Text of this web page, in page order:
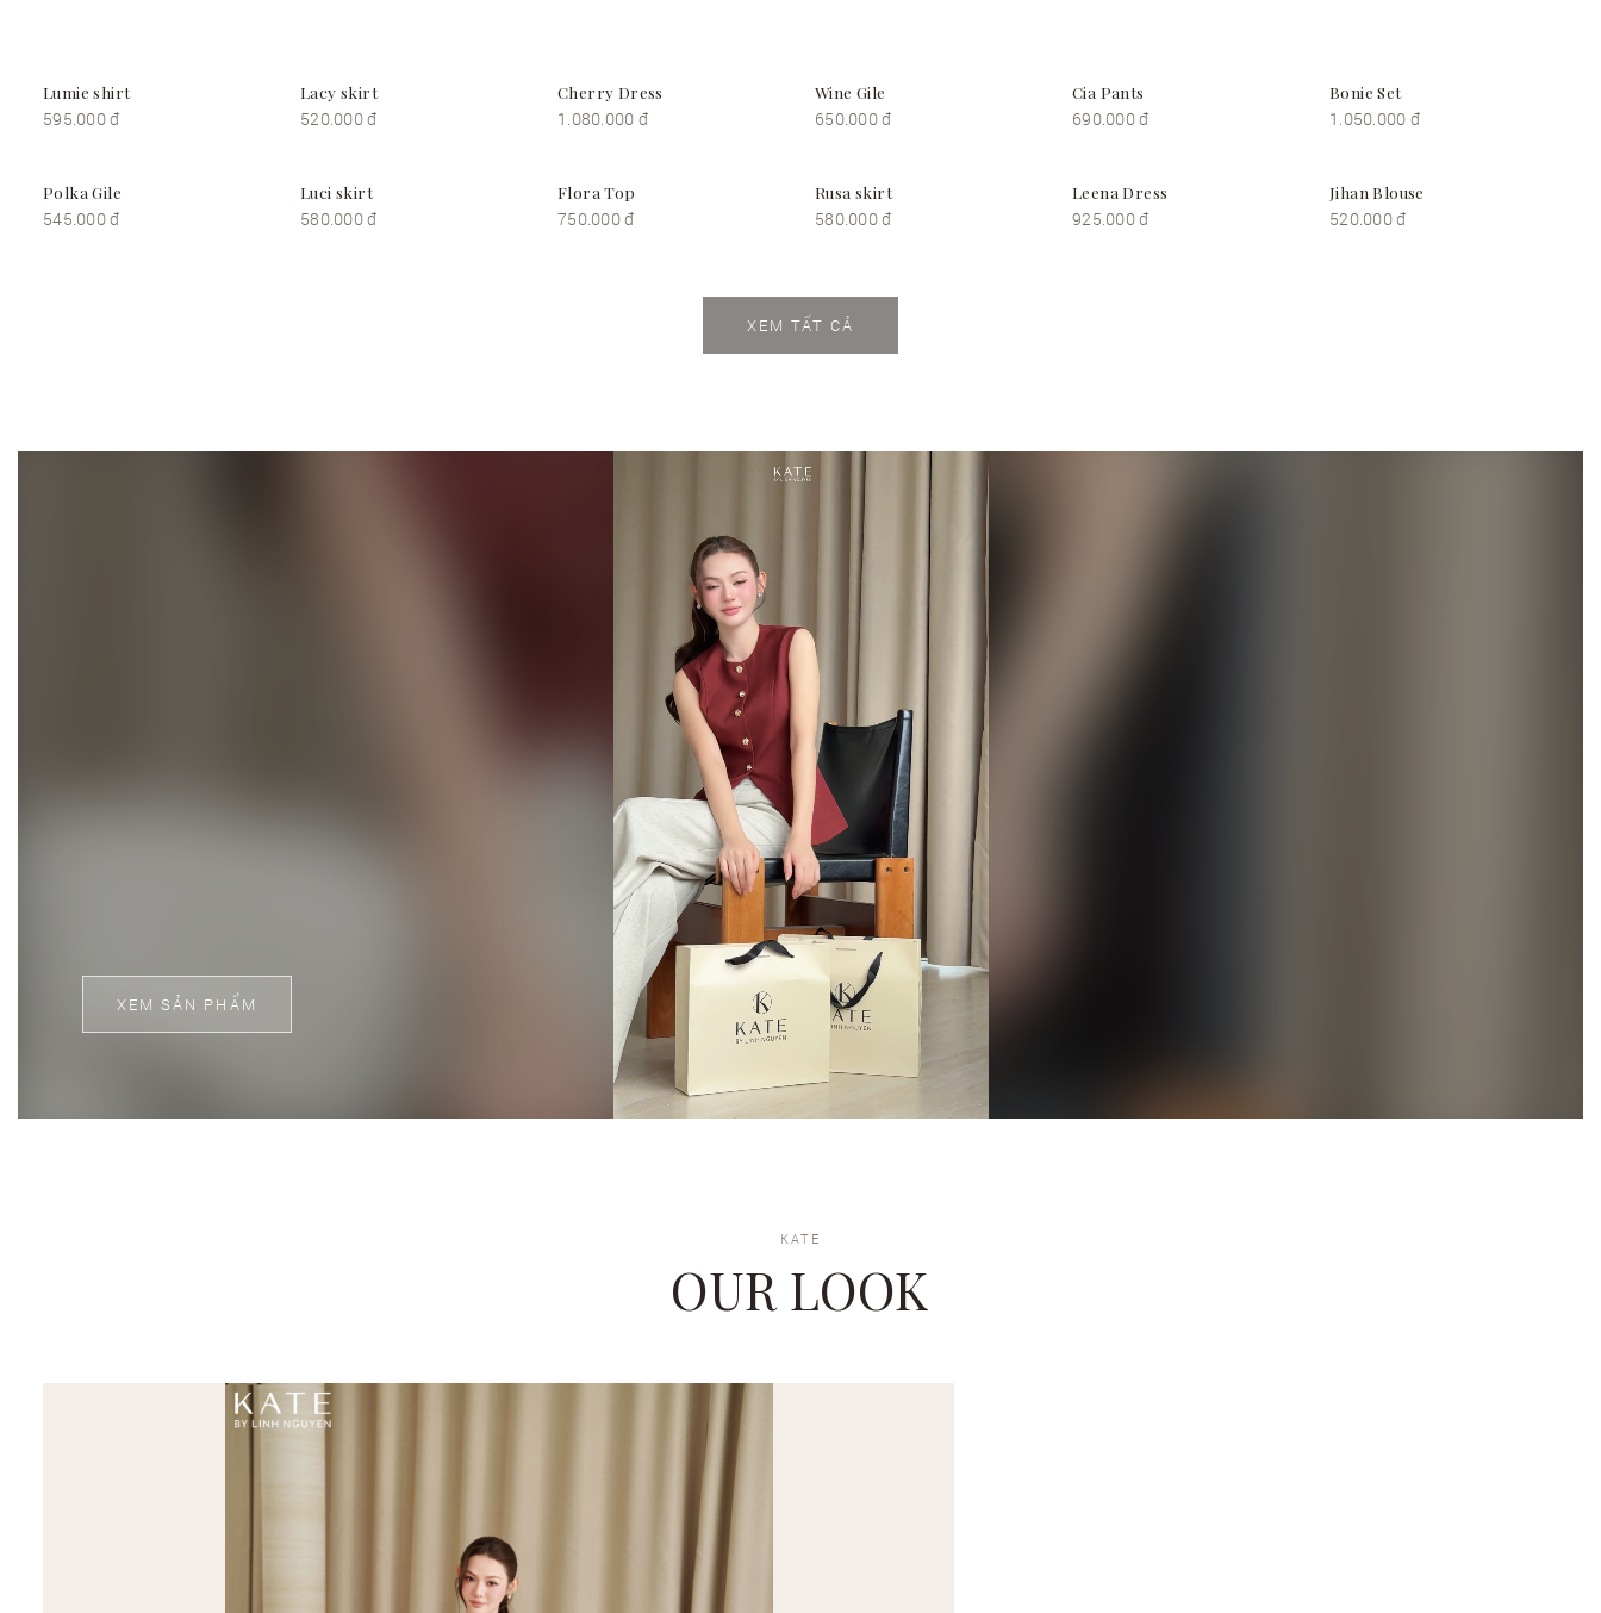
Lumie shirt
595.000 đ
Lacy skirt
520.000 đ
Cherry Dress
1.080.000 đ
Wine Gile
650.000 đ
Cia Pants
690.000 đ
Bonie Set
1.050.000 đ
Polka Gile
545.000 đ
Luci skirt
580.000 đ
Flora Top
750.000 đ
Rusa skirt
580.000 đ
Leena Dress
925.000 đ
Jihan Blouse
520.000 đ
XEM TẤT CẢ
XEM SẢN PHẨM
KATE
OUR LOOK